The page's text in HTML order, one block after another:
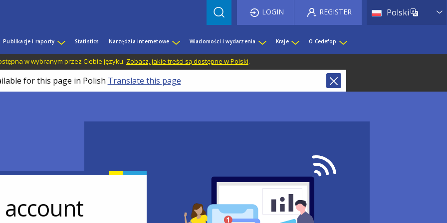
Polski List
LOGIN REGISTER
Publikacje i raporty Statistics Narzędzia internetowe Wiadomości i wydarzenia Kraje O Cedefop
w wybranym przez Ciebie języku. Zobacz, jakie treści są dostępne w Polski.
for this page in Polish Translate this page